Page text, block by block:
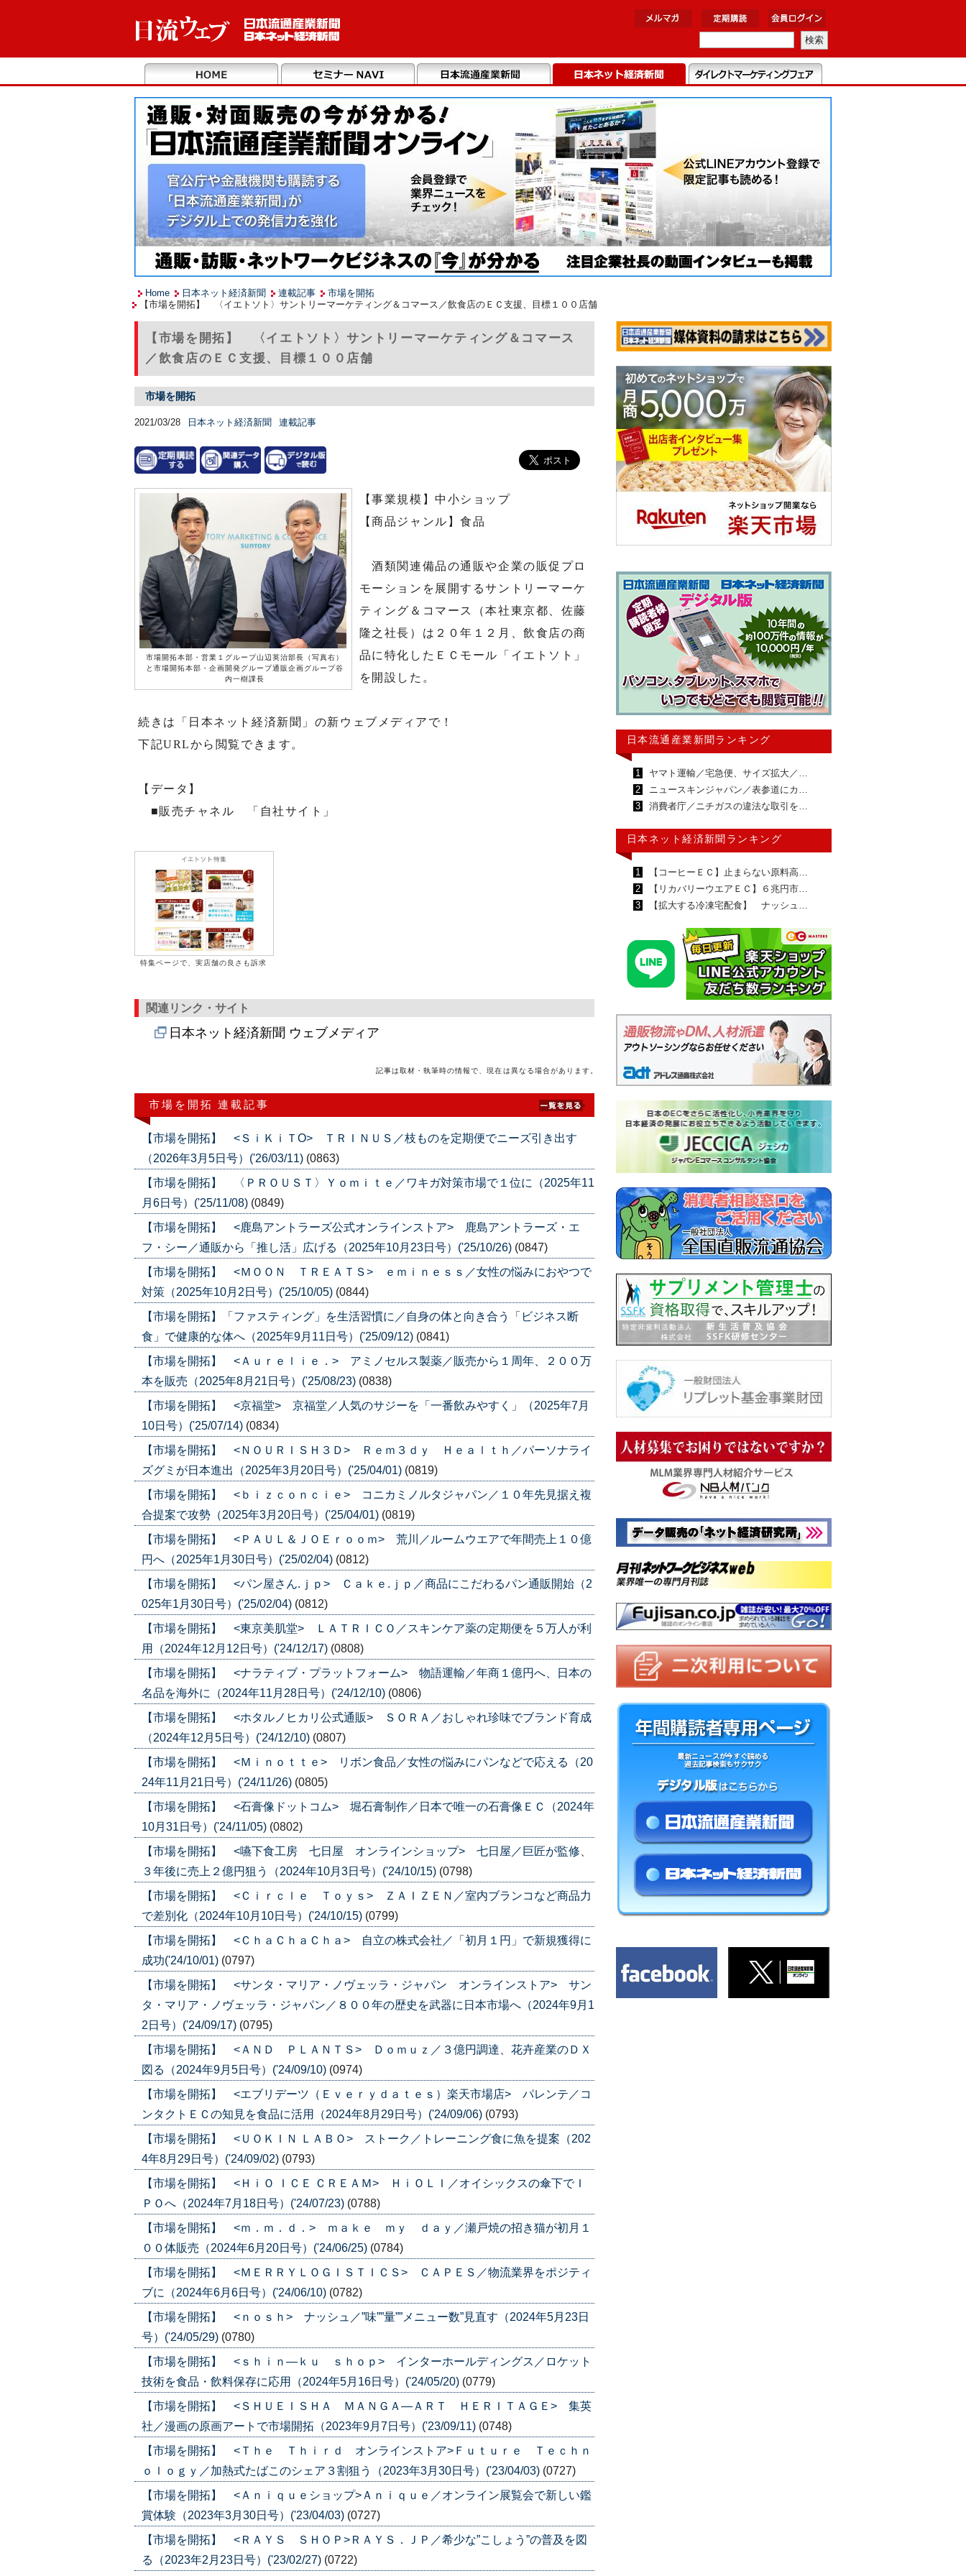
Home 日本ネット経済新聞 連載記事
市場を開拓
【市場を開拓】 〈イエトソト〉サントリーマーケティング＆コマース／飲食店のＥＣ支援、目標１００店舗
【市場を開拓】 〈イエトソト〉サントリーマーケティング＆コマース
／飲食店のＥＣ支援、目標１００店舗
市場を開拓
2021/03/28 日本ネット経済新聞 連載記事
市場開拓本部・営業１グループ山辺英治部長（写真右）
と市場開拓本部・企画開発グループ通販企画グループ谷
内一樹課長
【事業規模】中小ショップ
【商品ジャンル】食品
酒類関連備品の通販や企業の販促プロ
モーションを展開するサントリーマーケ
ティング＆コマース（本社東京都、佐藤
隆之社長）は２０年１２月、飲食店の商
品に特化したＥＣモール「イエトソト」
を開設した。
続きは「日本ネット経済新聞」の新ウェブメディアで！
下記URLから閲覧できます。
【データ】
■販売チャネル 「自社サイト」
特集ページで、実店舗の良さも訴求
関連リンク・サイト
日本ネット経済新聞 ウェブメディア
記事は取材・執筆時の情報で、現在は異なる場合があります。
市場を開拓 連載記事
【市場を開拓】 <ＳｉＫｉＴO> ＴＲＩＮＵＳ／枝ものを定期便でニーズ引き出す
（2026年3月5日号）('26/03/11) (0863)
【市場を開拓】 〈ＰＲＯＵＳＴ〉Ｙｏｍｉｔｅ／ワキガ対策市場で１位に（2025年11
月6日号）('25/11/08) (0849)
【市場を開拓】 <鹿島アントラーズ公式オンラインストア> 鹿島アントラーズ・エ
フ・シー／通販から「推し活」広げる（2025年10月23日号）('25/10/26) (0847)
【市場を開拓】 <ＭＯＯＮ ＴＲＥＡＴＳ> ｅｍｉｎｅｓｓ／女性の悩みにおやつで
対策（2025年10月2日号）('25/10/05) (0844)
【市場を開拓】「ファスティング」を生活習慣に／自身の体と向き合う「ビジネス断
食」で健康的な体へ（2025年9月11日号）('25/09/12) (0841)
【市場を開拓】 <Ａｕｒｅｌｉｅ．> アミノセルス製薬／販売から１周年、２００万
本を販売（2025年8月21日号）('25/08/23) (0838)
【市場を開拓】 <京福堂> 京福堂／人気のサジーを「一番飲みやすく」（2025年7月
10日号）('25/07/14) (0834)
【市場を開拓】 <ＮＯＵＲＩＳＨ３Ｄ> Ｒｅｍ３ｄｙ Ｈｅａｌｔｈ／パーソナライ
ズグミが日本進出（2025年3月20日号）('25/04/01) (0819)
【市場を開拓】 <ｂｉｚｃｏｎｃｉｅ> コニカミノルタジャパン／１０年先見据え複
合提案で攻勢（2025年3月20日号）('25/04/01) (0819)
【市場を開拓】 <ＰＡＵＬ＆ＪＯＥｒｏｏｍ> 荒川／ルームウエアで年間売上１０億
円へ（2025年1月30日号）('25/02/04) (0812)
【市場を開拓】 <パン屋さん.ｊｐ> Ｃａｋｅ.ｊｐ／商品にこだわるパン通販開始（2
025年1月30日号）('25/02/04) (0812)
【市場を開拓】 <東京美肌堂> ＬＡＴＲＩＣＯ／スキンケア薬の定期便を５万人が利
用（2024年12月12日号）('24/12/17) (0808)
【市場を開拓】 <ナラティブ・プラットフォーム> 物語運輸／年商１億円へ、日本の
名品を海外に（2024年11月28日号）('24/12/10) (0806)
【市場を開拓】 <ホタルノヒカリ公式通販> ＳＯＲＡ／おしゃれ珍味でブランド育成
（2024年12月5日号）('24/12/10) (0807)
【市場を開拓】 <Ｍｉｎｏｔｔｅ> リボン食品／女性の悩みにパンなどで応える（20
24年11月21日号）('24/11/26) (0805)
【市場を開拓】 <石膏像ドットコム> 堀石膏制作／日本で唯一の石膏像ＥＣ（2024年
10月31日号）('24/11/05) (0802)
【市場を開拓】 <嚥下食工房 七日屋 オンラインショップ> 七日屋／巨匠が監修、
３年後に売上２億円狙う（2024年10月3日号）('24/10/15) (0798)
【市場を開拓】 <Ｃｉｒｃｌｅ Ｔｏｙｓ> ＺＡＩＺＥＮ／室内ブランコなど商品力
で差別化（2024年10月10日号）('24/10/15) (0799)
【市場を開拓】 <ＣｈａＣｈａＣｈａ> 自立の株式会社／「初月１円」で新規獲得に
成功('24/10/01) (0797)
【市場を開拓】 <サンタ・マリア・ノヴェッラ・ジャパン オンラインストア> サン
タ・マリア・ノヴェッラ・ジャパン／８００年の歴史を武器に日本市場へ（2024年9月1
2日号）('24/09/17) (0795)
【市場を開拓】 <ＡＮＤ ＰＬＡＮＴＳ> Ｄｏｍｕｚ／３億円調達、花卉産業のＤＸ
図る（2024年9月5日号）('24/09/10) (0974)
【市場を開拓】 <エブリデーツ（Ｅｖｅｒｙｄａｔｅｓ）楽天市場店> パレンテ／コ
ンタクトＥＣの知見を食品に活用（2024年8月29日号）('24/09/06) (0793)
【市場を開拓】 <ＵＯＫＩＮ ＬＡＢＯ> ストーク／トレーニング食に魚を提案（202
4年8月29日号）('24/09/02) (0793)
【市場を開拓】 <ＨｉＯ ＩＣＥ ＣＲＥＡＭ> ＨｉＯＬＩ／オイシックスの傘下でＩ
ＰＯへ（2024年7月18日号）('24/07/23) (0788)
【市場を開拓】 <ｍ．ｍ．ｄ．> ｍａｋｅ ｍｙ ｄａｙ／瀬戸焼の招き猫が初月１
００体販売（2024年6月20日号）('24/06/25) (0784)
【市場を開拓】 <ＭＥＲＲＹＬＯＧＩＳＴＩＣＳ> ＣＡＰＥＳ／物流業界をポジティ
ブに（2024年6月6日号）('24/06/10) (0782)
【市場を開拓】 <ｎｏｓｈ> ナッシュ／”味””量””メニュー数”見直す（2024年5月23日
号）('24/05/29) (0780)
【市場を開拓】 <ｓｈｉｎ―ｋｕ ｓｈｏｐ> インターホールディングス／ロケット
技術を食品・飲料保存に応用（2024年5月16日号）('24/05/20) (0779)
【市場を開拓】 <ＳＨＵＥＩＳＨＡ ＭＡＮＧＡ―ＡＲＴ ＨＥＲＩＴＡＧＥ> 集英
社／漫画の原画アートで市場開拓（2023年9月7日号）('23/09/11) (0748)
【市場を開拓】 <Ｔｈｅ Ｔｈｉｒｄ オンラインストア>Ｆｕｔｕｒｅ Ｔｅｃｈｎ
ｏｌｏｇｙ／加熱式たばこのシェア３割狙う（2023年3月30日号）('23/04/03) (0727)
【市場を開拓】 <Ａｎｉｑｕｅショップ>Ａｎｉｑｕｅ／オンライン展覧会で新しい鑑
賞体験（2023年3月30日号）('23/04/03) (0727)
【市場を開拓】 <ＲＡＹＳ ＳＨＯＰ>ＲＡＹＳ．ＪＰ／希少な”こしょう”の普及を図
る（2023年2月23日号）('23/02/27) (0722)
日本流通産業新聞ランキング
1
ヤマト運輸／宅急便、サイズ拡大／…
2
ニュースキンジャパン／表参道にカ…
3
消費者庁／ニチガスの違法な取引を…
日本ネット経済新聞ランキング
1
【コーヒーＥＣ】止まらない原料高…
2
【リカバリーウエアＥＣ】６兆円市…
3
【拡大する冷凍宅配食】 ナッシュ…